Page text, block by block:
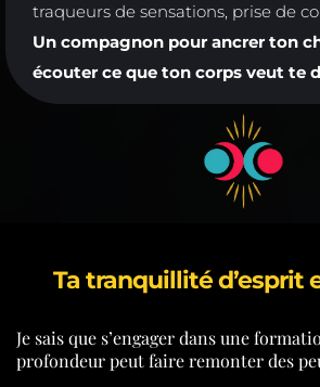
traqueurs de sensations, prise de
Un compagnon pour ancrer ton
écouter ce que ton corps veut te
Ta tranquillité d’esprit
Je sais que s’engager dans une
profondeur peut faire remonter des